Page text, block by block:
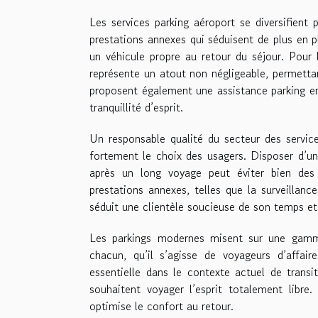
Les services parking aéroport se
prestations annexes qui séduisent de plus en
un véhicule propre au retour du séjour.
représente un atout non négligeable,
proposent également une assistance parking
tranquillité d’esprit.
Un responsable qualité du secteur des
fortement le choix des usagers. Disposer
après un long voyage peut éviter bien
prestations annexes, telles que la
séduit une clientèle soucieuse de son temps
Les parkings modernes misent sur une
chacun, qu’il s’agisse de voyageurs
essentielle dans le contexte actuel de
souhaitent voyager l’esprit totalement
optimise le confort au retour.